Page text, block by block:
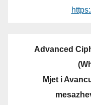
Advanced
Mjet i